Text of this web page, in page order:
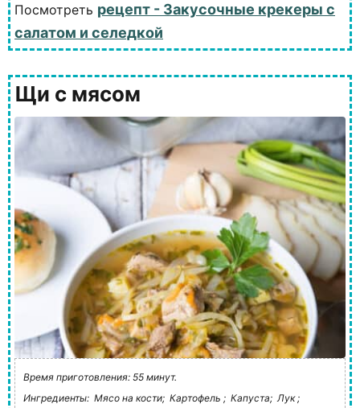
Посмотреть рецепт - Закусочные крекеры с
салатом и селедкой
Щи с мясом
Время приготовления: 55 минут.
Ингредиенты: Мясо на кости; Картофель ; Капуста; Лук ;